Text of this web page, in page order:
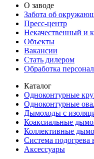
О заводе
Забота об
Пресс-центр
Некачественный и
Объекты
Вакансии
Стать дилером
Обработка
Каталог
Одноконтурные
Одноконтурные
Дымоходы с
Коаксиальные
Коллективные
Система подогрева
Аксессуары